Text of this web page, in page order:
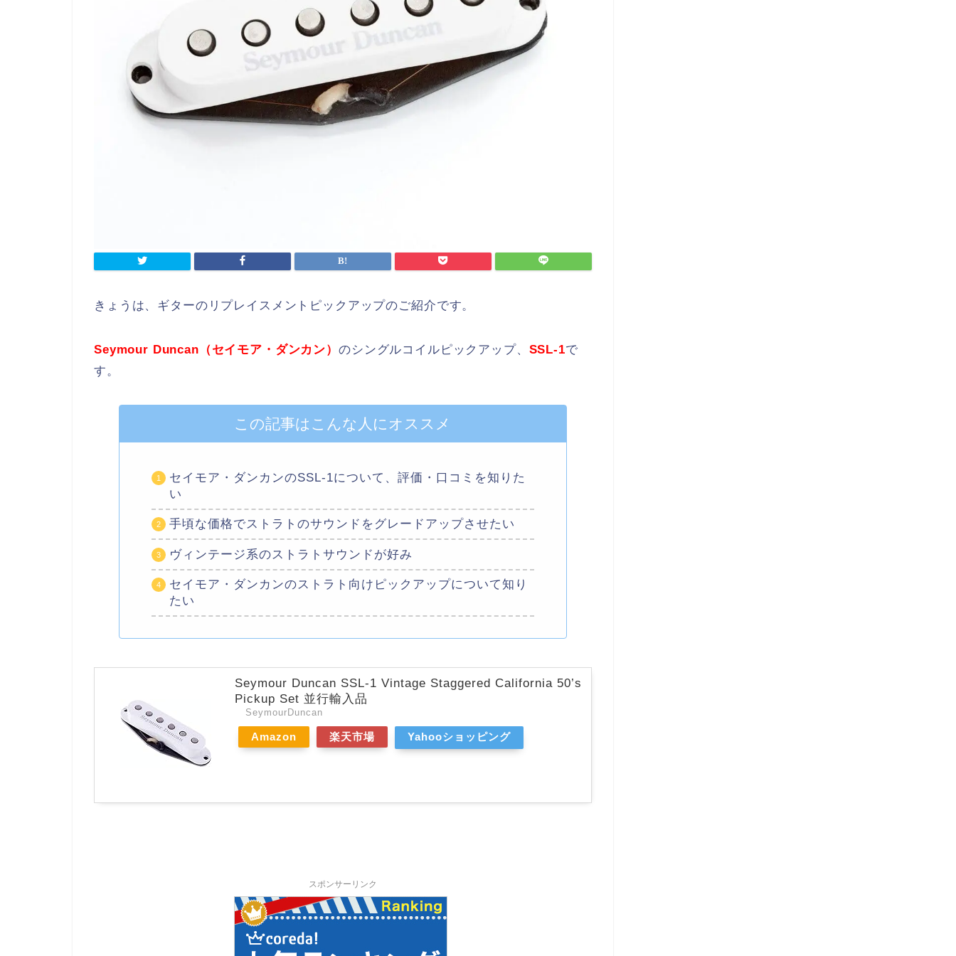
きょうは、ギターのリプレイスメントピックアップのご紹介です。
Seymour Duncan（セイモア・ダンカン） のシングルコイルピックアップ、 SSL-1で
す。
この記事はこんな人にオススメ
セイモア・ダンカンのSSL-1について、評価・口コミを知りた
い
手頃な価格でストラトのサウンドをグレードアップさせたい
ヴィンテージ系のストラトサウンドが好み
セイモア・ダンカンのストラト向けピックアップについて知り
たい
Seymour Duncan SSL-1 Vintage Staggered California 50’s
Pickup Set 並行輸入品
SeymourDuncan
Amazon 楽天市場 Yahooショッピング
スポンサーリンク